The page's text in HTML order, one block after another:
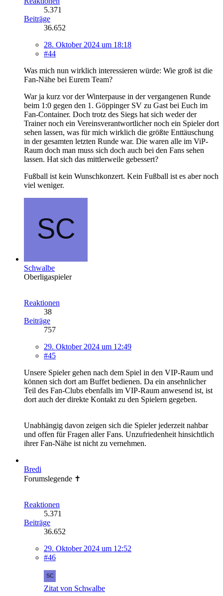
5.371
Beiträge
36.652
28. Oktober 2024 um 18:18
#44
Was mich nun wirklich interessieren würde: Wie groß ist die
Fan-Nähe bei Eurem Team?
War ja kurz vor der Winterpause in der vergangenen Runde
beim 1:0 gegen den 1. Göppinger SV zu Gast bei Euch im
Fan-Container. Doch trotz des Siegs hat sich weder der
Trainer noch ein Vereinsverantwortlicher noch ein Spieler dort
sehen lassen, was für mich wirklich die größte Enttäuschung
in der gesamten letzten Runde war. Die waren alle im ViP-
Raum doch man muss sich doch auch bei den Fans sehen
lassen. Hat sich das mittlerweile gebessert?
Fußball ist kein Wunschkonzert. Kein Fußball ist es aber noch
viel weniger.
Schwalbe
Oberligaspieler
Reaktionen
38
Beiträge
757
29. Oktober 2024 um 12:49
#45
Unsere Spieler gehen nach dem Spiel in den VIP-Raum und
können sich dort am Buffet bedienen. Da ein ansehnlicher
Teil des Fan-Clubs ebenfalls im VIP-Raum anwesend ist, ist
dort auch der direkte Kontakt zu den Spielern gegeben.
Unabhängig davon zeigen sich die Spieler jederzeit nahbar
und offen für Fragen aller Fans. Unzufriedenheit hinsichtlich
ihrer Fan-Nähe ist nicht zu vernehmen.
Bredi
Forumslegende ✝
Reaktionen
5.371
Beiträge
36.652
29. Oktober 2024 um 12:52
#46
Zitat von Schwalbe